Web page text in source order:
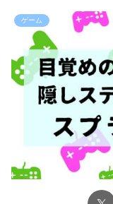
ゲーム